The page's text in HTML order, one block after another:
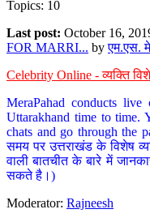
Topics: 10
Last post: October 16,
FOR MARRI... byएम.एस.
Celebrity Online - व्यक्ति
MeraPahad conducts
Uttarakhand time to time.
chats and go through the
समय पर उत्तराखंड के विशेष
वाली बातचीत के बारे में
सकते है।)
Moderator: Rajneesh